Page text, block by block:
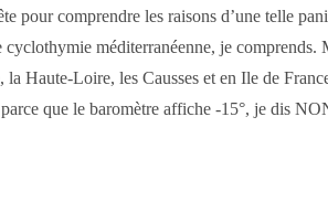
pour comprendre les raisons d’une telle
méditerranéenne, je comprends.
la Haute-Loire, les Causses et en Ile de
que le baromètre affiche -15°, je dis